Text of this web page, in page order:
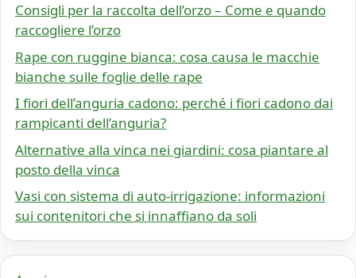
Consigli per la raccolta dell’orzo – Come e quando
raccogliere l’orzo
Rape con ruggine bianca: cosa causa le macchie
bianche sulle foglie delle rape
I fiori dell’anguria cadono: perché i fiori cadono dai
rampicanti dell’anguria?
Alternative alla vinca nei giardini: cosa piantare al
posto della vinca
Vasi con sistema di auto-irrigazione: informazioni
sui contenitori che si innaffiano da soli